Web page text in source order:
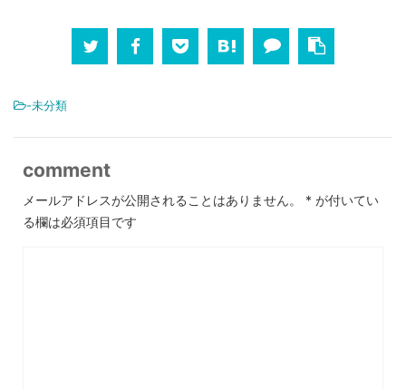
-未分類
comment
メールアドレスが公開されることはありません。 * が付いてい
る欄は必須項目です